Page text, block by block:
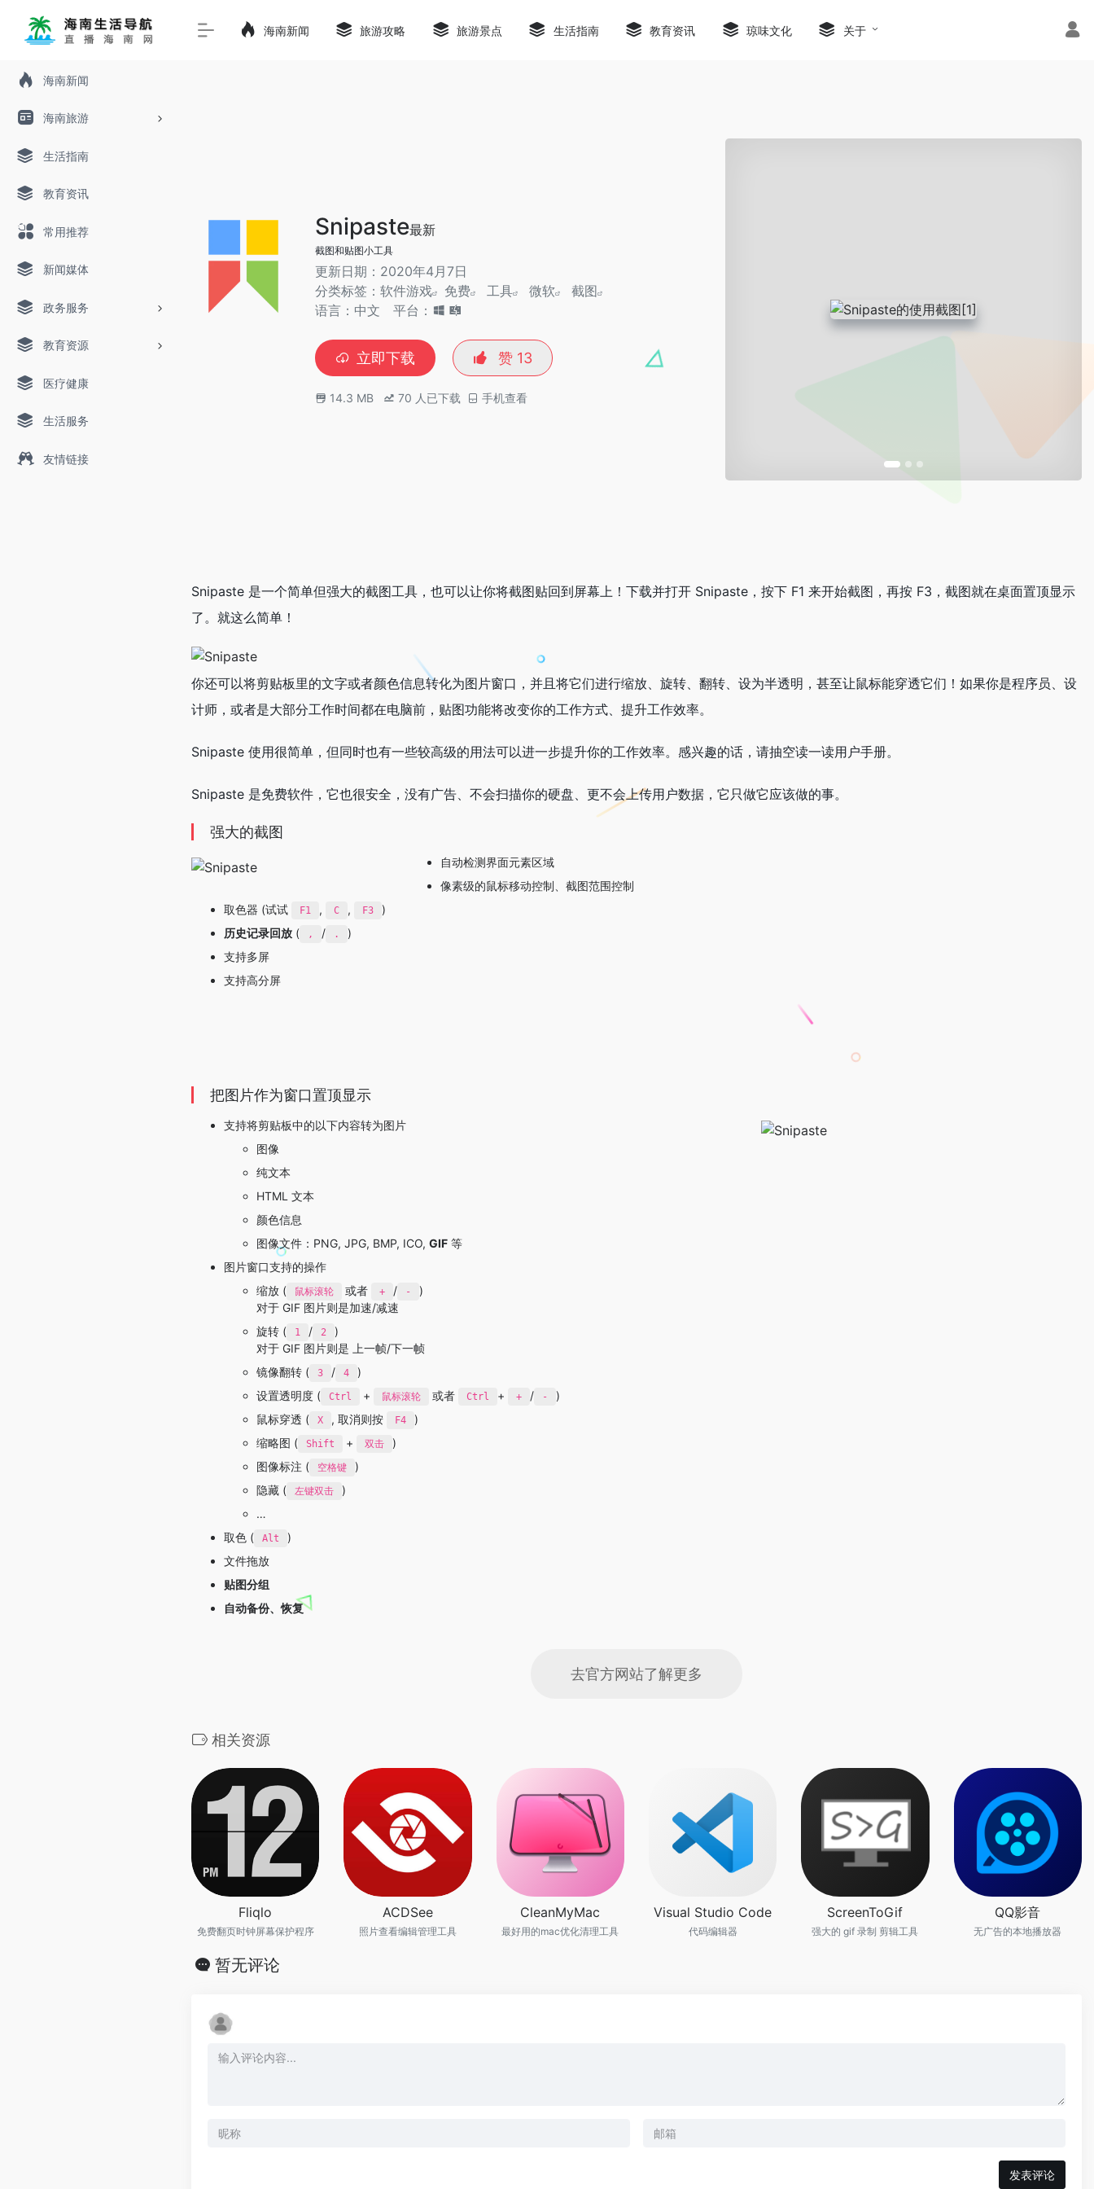
海南新闻
海南旅游
生活指南
教育资讯
常用推荐
新闻媒体
政务服务
教育资源
医疗健康
生活服务
友情链接
海南新闻 旅游攻略 旅游景点 生活指南 教育资讯 琼味文化 关于
Snipaste最新
截图和贴图小工具
更新日期：2020年4月7日
分类标签： 软件游戏 免费 工具 微软
截图
语言：中文
平台：
立即下载 赞 13
14.3 MB 70 人已下载 手机查看
Snipaste 是一个简单但强大的截图工具，也可以让你将截图贴回到屏幕上！下载并打开 Snipaste，按下 F1 来开始截图，再按 F3，截图就在桌面置顶显示
了。就这么简单！
你还可以将剪贴板里的文字或者颜色信息转化为图片窗口，并且将它们进行缩放、旋转、翻转、设为半透明，甚至让鼠标能穿透它们！如果你是程序员、设
计师，或者是大部分工作时间都在电脑前，贴图功能将改变你的工作方式、提升工作效率。
Snipaste 使用很简单，但同时也有一些较高级的用法可以进一步提升你的工作效率。感兴趣的话，请抽空读一读用户手册。
Snipaste 是免费软件，它也很安全，没有广告、不会扫描你的硬盘、更不会上传用户数据，它只做它应该做的事。
强大的截图
自动检测界面元素区域
像素级的鼠标移动控制、截图范围控制
取色器 (试试
F1 , C , F3
)
历史记录回放 ( , / .
)
支持多屏
支持高分屏
把图片作为窗口置顶显示
支持将剪贴板中的以下内容转为图片
图像
纯文本
HTML 文本
颜色信息
图像文件：PNG, JPG, BMP, ICO, GIF 等
图片窗口支持的操作
缩放 (
鼠标滚轮 或者 + / -
)
对于 GIF 图片则是加速/减速
旋转 (
1 / 2
)
对于 GIF 图片则是 上一帧/下一帧
镜像翻转 (
3 / 4
)
设置透明度 (
Ctrl + 鼠标滚轮 或者 Ctrl + + / -
)
鼠标穿透 (
X , 取消则按 F4
)
缩略图 (
Shift + 双击
)
图像标注 (
空格键
)
隐藏 (
左键双击
)
…
取色 (
Alt
)
文件拖放
贴图分组
自动备份、恢复
去官方网站了解更多
相关资源
Fliqlo
免费翻页时钟屏幕保护程序
ACDSee
照片查看编辑管理工具
CleanMyMac
最好用的mac优化清理工具
Visual Studio Code
代码编辑器
ScreenToGif
强大的 gif 录制 剪辑工具
QQ影音
无广告的本地播放器
暂无评论
发表评论